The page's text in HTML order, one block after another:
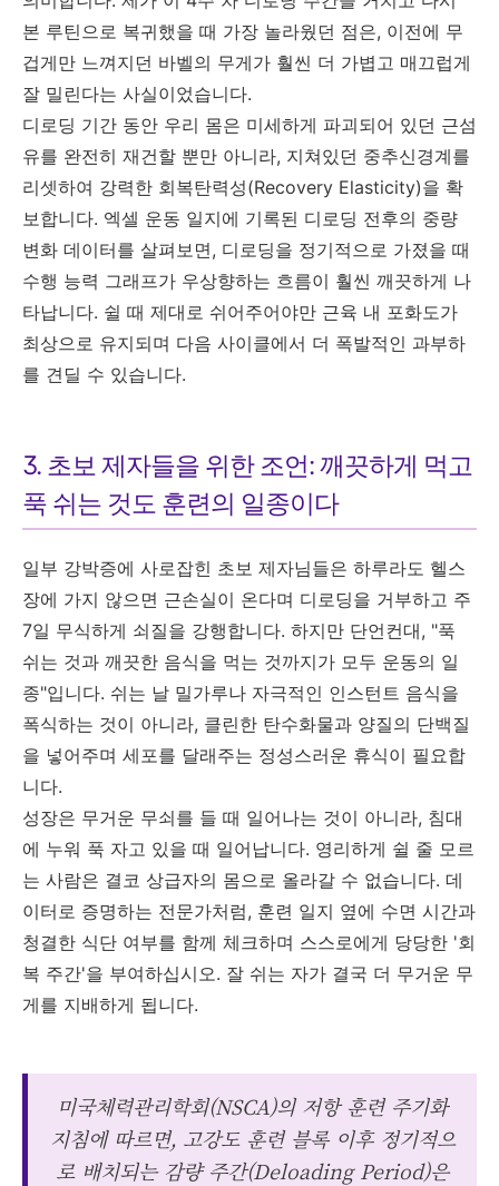
본 루틴으로 복귀했을 때 가장 놀라웠던 점은, 이전에 무
겁게만 느껴지던 바벨의 무게가 훨씬 더 가볍고 매끄럽게
잘 밀린다는 사실이었습니다.
디로딩 기간 동안 우리 몸은 미세하게 파괴되어 있던 근섬
유를 완전히 재건할 뿐만 아니라, 지쳐있던 중추신경계를
리셋하여 강력한 회복탄력성(Recovery Elasticity)을 확
보합니다. 엑셀 운동 일지에 기록된 디로딩 전후의 중량
변화 데이터를 살펴보면, 디로딩을 정기적으로 가졌을 때
수행 능력 그래프가 우상향하는 흐름이 훨씬 깨끗하게 나
타납니다. 쉴 때 제대로 쉬어주어야만 근육 내 포화도가
최상으로 유지되며 다음 사이클에서 더 폭발적인 과부하
를 견딜 수 있습니다.
3. 초보 제자들을 위한 조언: 깨끗하게 먹고
푹 쉬는 것도 훈련의 일종이다
일부 강박증에 사로잡힌 초보 제자님들은 하루라도 헬스
장에 가지 않으면 근손실이 온다며 디로딩을 거부하고 주
7일 무식하게 쇠질을 강행합니다. 하지만 단언컨대, "푹
쉬는 것과 깨끗한 음식을 먹는 것까지가 모두 운동의 일
종"입니다. 쉬는 날 밀가루나 자극적인 인스턴트 음식을
폭식하는 것이 아니라, 클린한 탄수화물과 양질의 단백질
을 넣어주며 세포를 달래주는 정성스러운 휴식이 필요합
니다.
성장은 무거운 무쇠를 들 때 일어나는 것이 아니라, 침대
에 누워 푹 자고 있을 때 일어납니다. 영리하게 쉴 줄 모르
는 사람은 결코 상급자의 몸으로 올라갈 수 없습니다. 데
이터로 증명하는 전문가처럼, 훈련 일지 옆에 수면 시간과
청결한 식단 여부를 함께 체크하며 스스로에게 당당한 '회
복 주간'을 부여하십시오. 잘 쉬는 자가 결국 더 무거운 무
게를 지배하게 됩니다.
미국체력관리학회(NSCA)의 저항 훈련 주기화
지침에 따르면, 고강도 훈련 블록 이후 정기적으
로 배치되는 감량 주간(Deloading Period)은